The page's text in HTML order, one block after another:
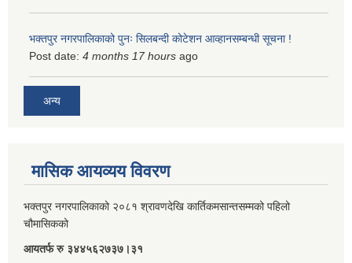
भक्तपुर नगरपालिकाको पुनः सिलबन्दी कोटेशन आव्हानसम्बन्धी सूचना !
Post date: 4 months 17 hours ago
अन्य
मासिक आयव्यय विवरण
भक्तपुर नगरपालिकाको २०८१ श्रावणदेखि कार्तिकमसान्तसम्मको पहिलो
चौमासिकको
आयतर्फ रु‌ ३४४५६२७३७।३१